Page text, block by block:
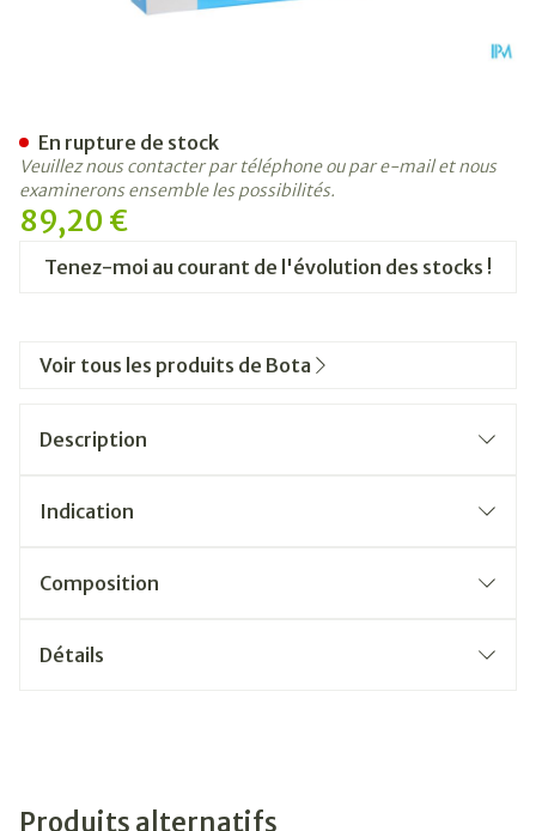
89,20 €
Tenez-moi au courant de l'évolution des stocks !
En rupture de stock
Veuillez nous contacter par téléphone ou par e-mail et nous
examinerons ensemble les possibilités.
Voir tous les produits de Bota
Description
Indication
Composition
Détails
Produits alternatifs